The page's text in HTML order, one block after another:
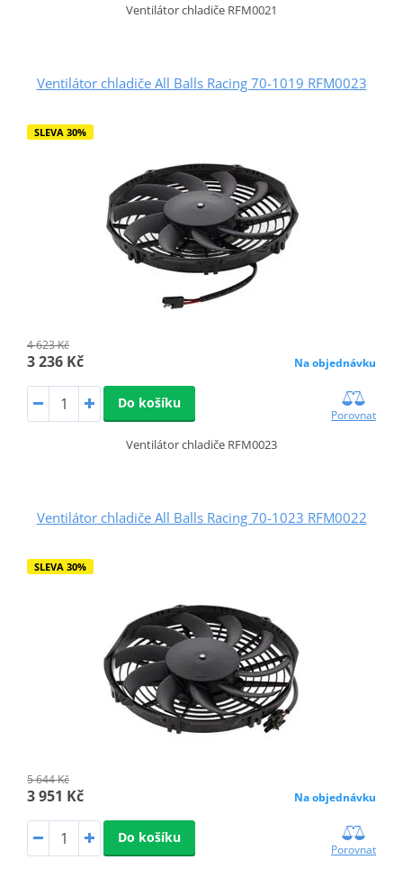
Ventilátor chladiče RFM0021
Ventilátor chladiče All Balls Racing 70-1019 RFM0023
SLEVA 30%
4 623 Kč
3 236 Kč Na objednávku
Do košíku
Porovnat
Ventilátor chladiče RFM0023
Ventilátor chladiče All Balls Racing 70-1023 RFM0022
SLEVA 30%
5 644 Kč
3 951 Kč Na objednávku
Do košíku
Porovnat